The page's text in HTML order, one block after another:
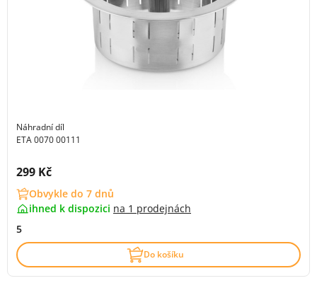
Náhradní díl
ETA 0070 00111
Cena s DPH:
299 Kč
Obvykle do 7 dnů
ihned k dispozici na 1 prodejnách
5
Do košíku